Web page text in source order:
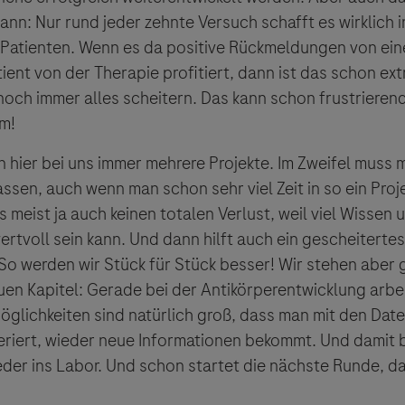
Nur rund jeder zehnte Versuch schafft es wirklich
Wenn es da positive Rückmeldungen von
von der Therapie profitiert, dann ist das schon
immer alles scheitern. Das kann schon
hier bei uns immer mehrere Projekte. Im Zweifel muss
auch wenn man schon sehr viel Zeit in so ein
ja auch keinen totalen Verlust, weil viel Wissen
sein kann. Und dann hilft auch ein
werden wir Stück für Stück besser! Wir stehen aber
Kapitel: Gerade bei der Antikörperentwicklung
sind natürlich groß, dass man mit den
wieder neue Informationen bekommt. Und damit
ins Labor. Und schon startet die nächste Runde,
ausdrücklich jegliche Verantwortung für
deren Verwendung ab.